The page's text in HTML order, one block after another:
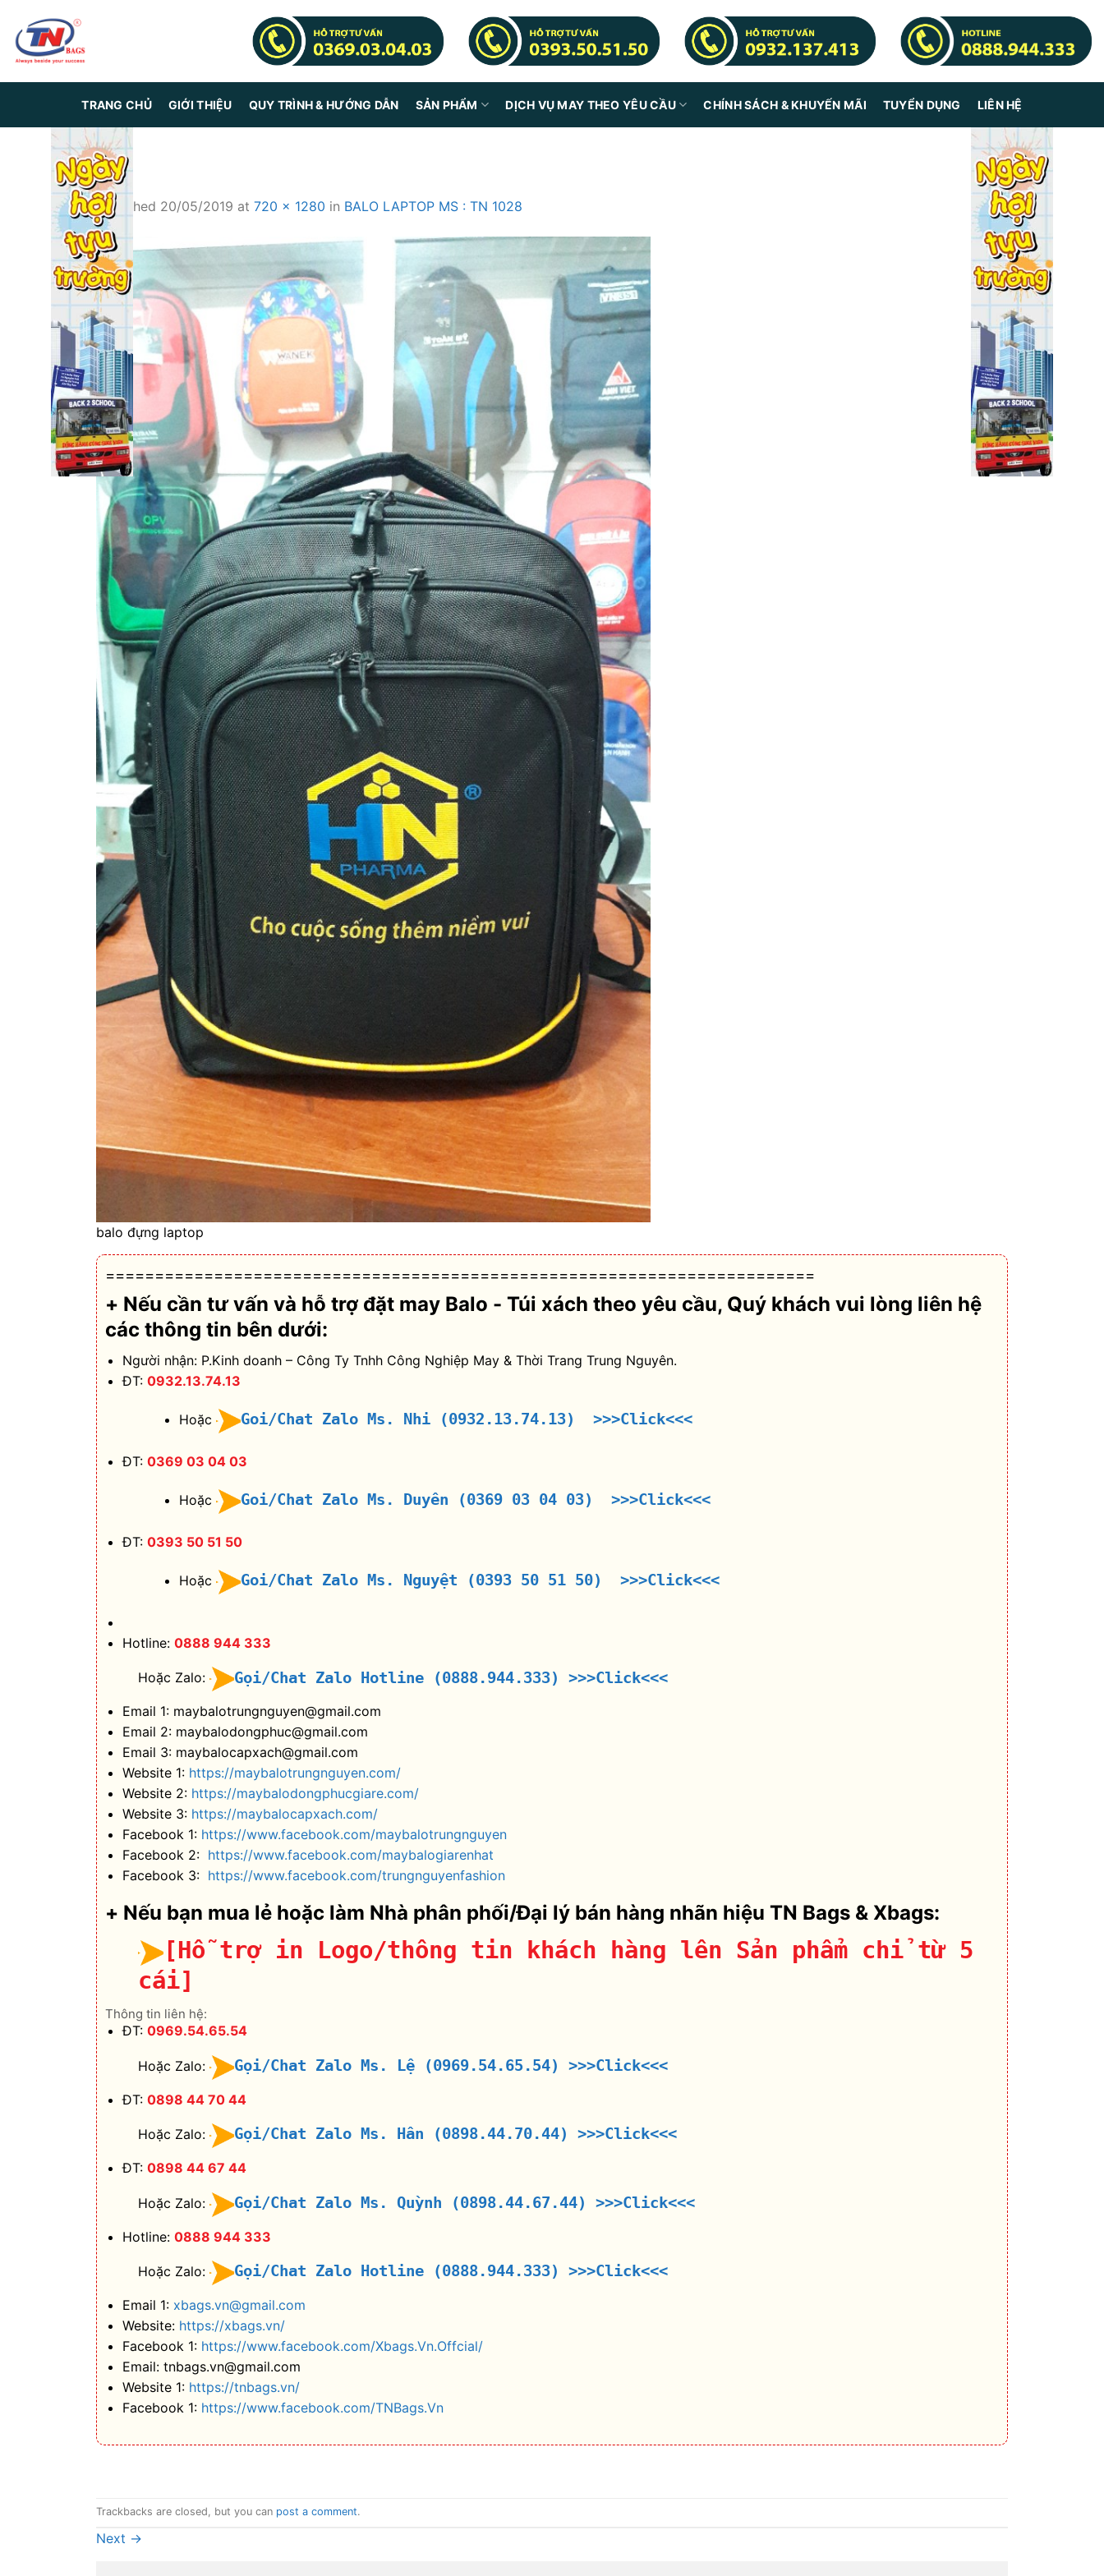
content
TRANG CHỦ GIỚI THIỆU QUY TRÌNH & HƯỚNG DẪN SẢN PHẨM DỊCH VỤ MAY THEO YÊU CẦU CHÍNH SÁCH & KHUYẾN MÃI TUYỂN DỤNG LIÊN HỆ
1
Published 20/05/2019 at 720 × 1280 in BALO LAPTOP MS : TN 1028
balo đựng laptop
========================================================================
+ Nếu cần tư vấn và hỗ trợ đặt may Balo - Túi xách theo yêu cầu, Quý khách vui lòng liên hệ
các thông tin bên dưới:
Người nhận: P.Kinh doanh – Công Ty Tnhh Công Nghiệp May & Thời Trang Trung Nguyên.
ĐT: 0932.13.74.13
Hoặc Goi/Chat Zalo Ms. Nhi (0932.13.74.13) >>>Click<<<
ĐT: 0369 03 04 03
Hoặc Goi/Chat Zalo Ms. Duyên (0369 03 04 03) >>>Click<<<
ĐT: 0393 50 51 50
Hoặc Goi/Chat Zalo Ms. Nguyệt (0393 50 51 50) >>>Click<<<
Hotline: 0888 944 333
Hoặc Zalo: Gọi/Chat Zalo Hotline (0888.944.333) >>>Click<<<
Email 1: maybalotrungnguyen@gmail.com
Email 2: maybalodongphuc@gmail.com
Email 3: maybalocapxach@gmail.com
Website 1: https://maybalotrungnguyen.com/
Website 2: https://maybalodongphucgiare.com/
Website 3: https://maybalocapxach.com/
Facebook 1: https://www.facebook.com/maybalotrungnguyen
Facebook 2: https://www.facebook.com/maybalogiarenhat
Facebook 3: https://www.facebook.com/trungnguyenfashion
+ Nếu bạn mua lẻ hoặc làm Nhà phân phối/Đại lý bán hàng nhãn hiệu TN Bags & Xbags:
[Hỗ trợ in Logo/thông tin khách hàng lên Sản phẩm chỉ từ 5
cái]
Thông tin liên hệ:
ĐT: 0969.54.65.54
Hoặc Zalo: Gọi/Chat Zalo Ms. Lệ (0969.54.65.54) >>>Click<<<
ĐT: 0898 44 70 44
Hoặc Zalo: Gọi/Chat Zalo Ms. Hân (0898.44.70.44) >>>Click<<<
ĐT: 0898 44 67 44
Hoặc Zalo: Gọi/Chat Zalo Ms. Quỳnh (0898.44.67.44) >>>Click<<<
Hotline: 0888 944 333
Hoặc Zalo: Gọi/Chat Zalo Hotline (0888.944.333) >>>Click<<<
Email 1: xbags.vn@gmail.com
Website: https://xbags.vn/
Facebook 1: https://www.facebook.com/Xbags.Vn.Offcial/
Email: tnbags.vn@gmail.com
Website 1: https://tnbags.vn/
Facebook 1: https://www.facebook.com/TNBags.Vn
Trackbacks are closed, but you can post a comment.
Next →